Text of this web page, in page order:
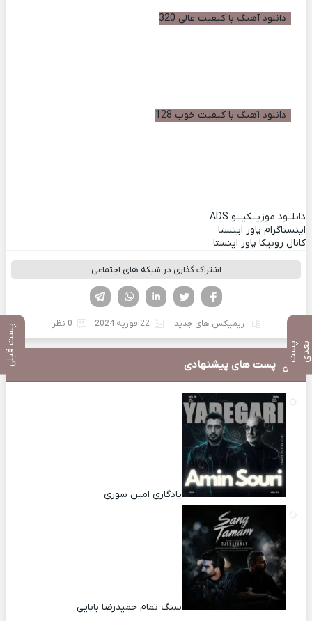
پ
س
ت
ب
ع
د ی پست قبلی
دانلود آهنگ با کیفیت عالی 320
دانلود آهنگ با کیفیت خوب 128
دانلــود موزیــکیـــو ADS
اینستاگرام پاور اینستا
کانال روبیکا پاور اینستا
اشتراک گذاری در شبکه های اجتماعی
لینکدین تویتر
فیسوک
ریمیکس های جدید 22 فوریه 2024 0 نظر
پست های پیشنهادی
یادگاری امین سوری
سنگ تمام حمیدرضا بابایی